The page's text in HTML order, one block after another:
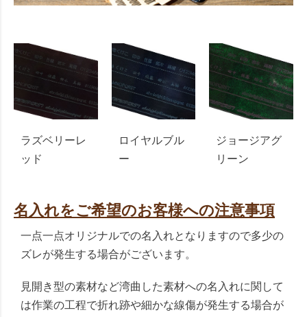
ラズベリーレ
ッド
ロイヤルブル
ー
ジョージアグ
リーン
名入れをご希望のお客様への注意事項
一点一点オリジナルでの名入れとなりますので多少の
ズレが発生する場合がございます。
見開き型の素材など湾曲した素材への名入れに関して
は作業の工程で折れ跡や細かな線傷が発生する場合が